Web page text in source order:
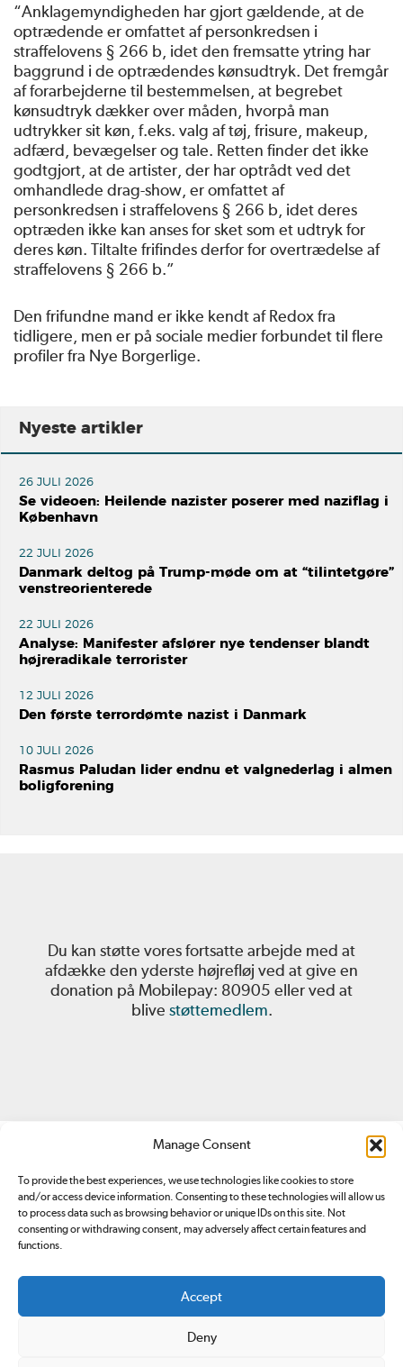
Manage Consent
To provide the best experiences, we use technologies like cookies to store
and/or access device information. Consenting to these technologies will allow us
to process data such as browsing behavior or unique IDs on this site. Not
consenting or withdrawing consent, may adversely affect certain features and
functions.
Accept
Deny
“Anklagemyndigheden har gjort gældende, at de
optrædende er omfattet af personkredsen i
straffelovens § 266 b, idet den fremsatte ytring har
baggrund i de optrædendes kønsudtryk. Det fremgår
af forarbejderne til bestemmelsen, at begrebet
kønsudtryk dækker over måden, hvorpå man
udtrykker sit køn, f.eks. valg af tøj, frisure, makeup,
adfærd, bevægelser og tale. Retten finder det ikke
godtgjort, at de artister, der har optrådt ved det
omhandlede drag-show, er omfattet af
personkredsen i straffelovens § 266 b, idet deres
optræden ikke kan anses for sket som et udtryk for
deres køn. Tiltalte frifindes derfor for overtrædelse af
straffelovens § 266 b.”
Den frifundne mand er ikke kendt af Redox fra
tidligere, men er på sociale medier forbundet til flere
profiler fra Nye Borgerlige.
Nyeste artikler
26 JULI 2026
Se videoen: Heilende nazister poserer med naziflag i
København
22 JULI 2026
Danmark deltog på Trump-møde om at “tilintetgøre”
venstreorienterede
22 JULI 2026
Analyse: Manifester afslører nye tendenser blandt
højreradikale terrorister
12 JULI 2026
Den første terrordømte nazist i Danmark
10 JULI 2026
Rasmus Paludan lider endnu et valgnederlag i almen
boligforening
Du kan støtte vores fortsatte arbejde med at
afdække den yderste højrefløj ved at give en
donation på Mobilepay: 80905 eller ved at
blive støttemedlem.
Redox.dk er tilmeldt
kontakte Pressenævnet.
Ansvarshavende redaktør: Simon Bünger
E-mail: redox@redox.dk
CVR: 34766959.